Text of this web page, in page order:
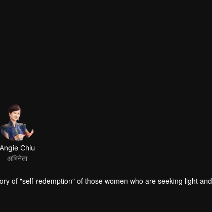
Angie Chiu
अभिनेता
of "self-redemption" of those women who are seeking light and